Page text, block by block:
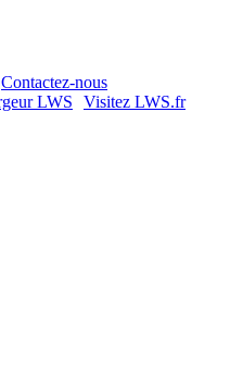
Contactez-nous
Visitez LWS.fr